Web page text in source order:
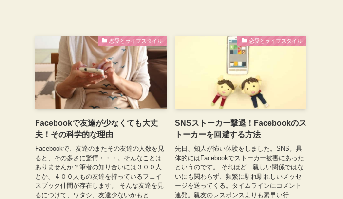
恋愛とライフスタイル
Facebookで友達が少なくても大丈
夫！その科学的な理由
Facebookで、友達のまたその友達の人数を見
ると、その多さに驚愕・・・。そんなことは
ありませんか？筆者の知り合いには３００人
とか、４００人もの友達を持っているフェイ
スブック仲間が存在します。 そんな友達を見
るにつけて、ワタシ、友達少ないかもと...
恋愛とライフスタイル
SNSストーカー撃退！Facebookのス
トーカーを回避する方法
先日、知人が怖い体験をしました。SNS。具
体的にはFacebookでストーカー被害にあった
というのです。 それほど、親しい関係ではな
いにも関わらず、頻繁に馴れ馴れしいメッセ
ージを送ってくる。タイムラインにコメント
連発。親友のレスポンスよりも素早い行...